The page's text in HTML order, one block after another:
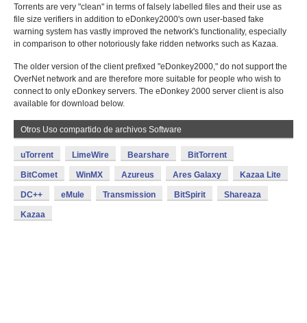
Torrents are very "clean" in terms of falsely labelled files and their use as
file size verifiers in addition to eDonkey2000's own user-based fake
warning system has vastly improved the network's functionality, especially
in comparison to other notoriously fake ridden networks such as Kazaa.
The older version of the client prefixed "eDonkey2000," do not support the
OverNet network and are therefore more suitable for people who wish to
connect to only eDonkey servers. The eDonkey 2000 server client is also
available for download below.
Otros Uso compartido de archivos Software
uTorrent LimeWire Bearshare BitTorrent
BitComet WinMX Azureus Ares Galaxy Kazaa Lite
DC++ eMule Transmission BitSpirit Shareaza
Kazaa